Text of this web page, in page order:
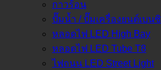
กาวร้อน
ปั๊มน้ำ / ปั๊มเครื่องยนต์เบน
หลอดไฟ LED High Bay
หลอดไฟ LED Tube T8
ไฟถนน LED Street Light